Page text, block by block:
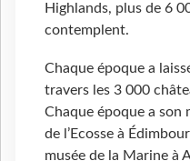
Highlands, plus de 6
contemplent.
Chaque époque a
travers les 3 000
Chaque époque a son
de l’Ecosse à
musée de la Marine à